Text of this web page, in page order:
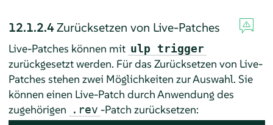
12.1.2.4Zurücksetzen von Live-Patches
Live-Patches können mit ulp trigger
zurückgesetzt werden. Für das Zurücksetzen von Live-
Patches stehen zwei Möglichkeiten zur Auswahl. Sie
können einen Live-Patch durch Anwendung des
zugehörigen
.rev -Patch zurücksetzen: